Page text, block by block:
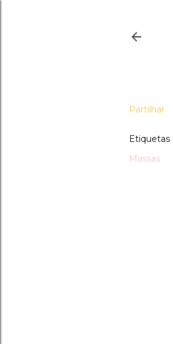
Partilhar
Etiquetas
Massas